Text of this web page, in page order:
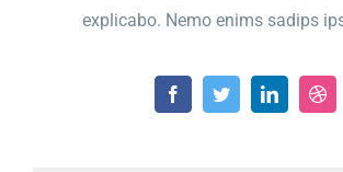
explicabo. Nemo enims sadips